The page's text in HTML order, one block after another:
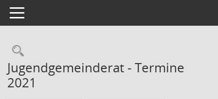
Toggle navigation
Rechercheauswahl
Jugendgemeinderat - Termine
2021